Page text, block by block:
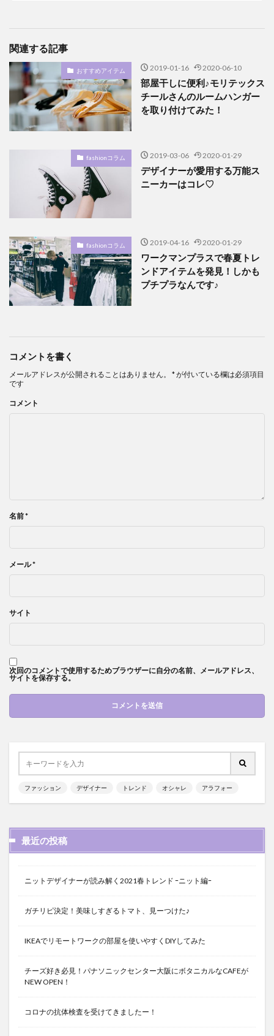
関連する記事
おすすめアイテム 2019-01-16 2020-06-10
部屋干しに便利♪モリテックス
チールさんのルームハンガー
を取り付けてみた！
fashionコラム 2019-03-06 2020-01-29
デザイナーが愛用する万能ス
ニーカーはコレ♡
fashionコラム 2019-04-16 2020-01-29
ワークマンプラスで春夏トレ
ンドアイテムを発見！しかも
プチプラなんです♪
コメントを書く
メールアドレスが公開されることはありません。 *が付いている欄は必須項目
です
コメント
名前*
メール*
サイト
次回のコメントで使用するためブラウザーに自分の名前、メールアドレス、
サイトを保存する。
ファッション デザイナー トレンド オシャレ アラフォー
最近の投稿
ニットデザイナーが読み解く2021春トレンド ｰニット編ｰ
ガチリピ決定！美味しすぎるトマト、見ーつけた♪
IKEAでリモートワークの部屋を使いやすくDIYしてみた
チーズ好き必見！パナソニックセンター大阪にボタニカルなCAFEが
NEW OPEN！
コロナの抗体検査を受けてきましたー！